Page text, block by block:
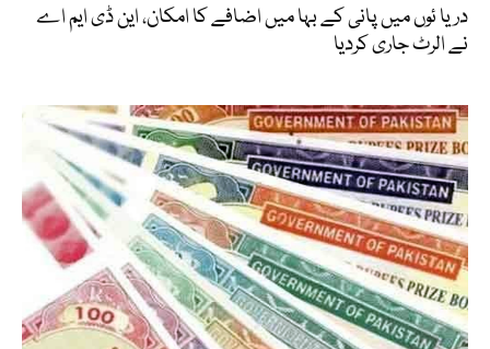
دریا ئوں میں پانی کے بہا میں اضافے کا امکان، این ڈی ایم اے
نے الرٹ جاری کردیا